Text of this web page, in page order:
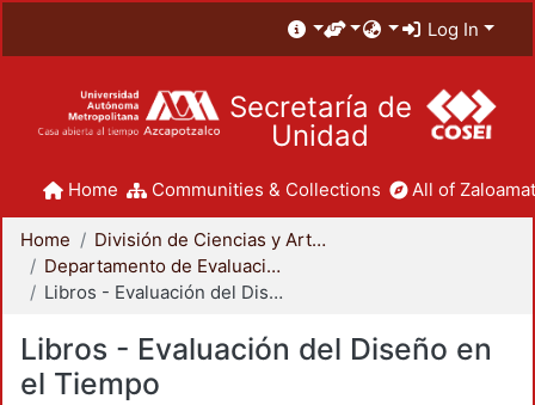
Log In
Secretaría de
Unidad
Home Communities & Collections All of
Home
División de Ciencias y Artes para el Diseño
Departamento de Evaluación del Diseño en el Tiempo
Libros - Evaluación del Diseño en el Tiempo
Libros - Evaluación del Diseño en
el Tiempo